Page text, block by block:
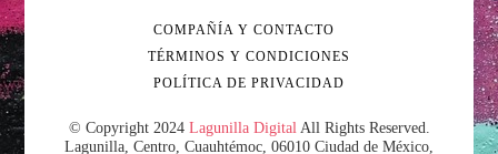
© Copyright 2024 Lagunilla DigitalAll Rights Reserved.
Lagunilla, Centro, Cuauhtémoc, 06010 Ciudad de México,
COMPAÑÍA Y CONTACTO
TÉRMINOS Y CONDICIONES
POLÍTICA DE PRIVACIDAD